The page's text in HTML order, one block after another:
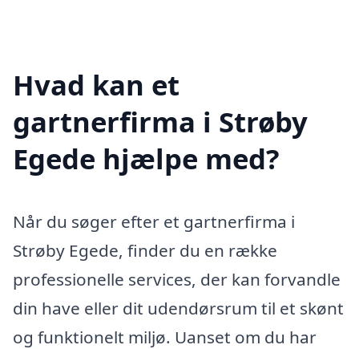
Hvad kan et
gartnerfirma i Strøby
Egede hjælpe med?
Når du søger efter et gartnerfirma i
Strøby Egede, finder du en række
professionelle services, der kan forvandle
din have eller dit udendørsrum til et skønt
og funktionelt miljø. Uanset om du har